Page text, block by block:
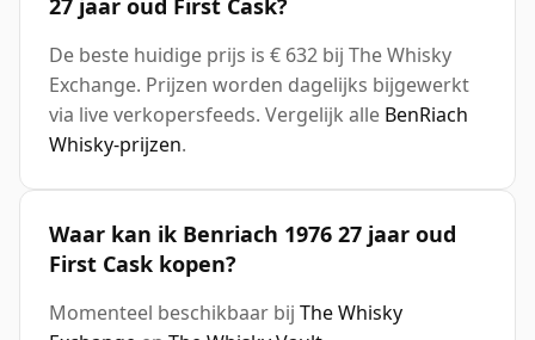
27 jaar oud First Cask?
De beste huidige prijs is € 632 bij The Whisky
Exchange. Prijzen worden dagelijks bijgewerkt
via live verkopersfeeds. Vergelijk alle BenRiach
Whisky-prijzen.
Waar kan ik Benriach 1976 27 jaar oud
First Cask kopen?
Momenteel beschikbaar bij The Whisky